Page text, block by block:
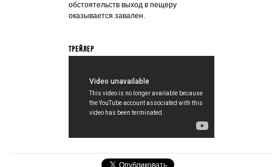
обстоятельств выход в пещеру
оказывается завален.
ТРЕЙЛЕР